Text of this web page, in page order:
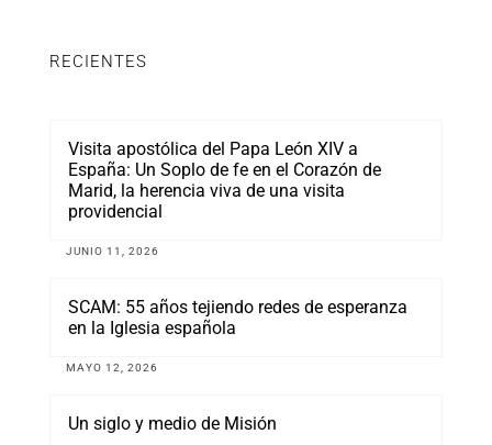
RECIENTES
Visita apostólica del Papa León XIV a
España: Un Soplo de fe en el Corazón de
Marid, la herencia viva de una visita
providencial
JUNIO 11, 2026
SCAM: 55 años tejiendo redes de esperanza
en la Iglesia española
MAYO 12, 2026
Un siglo y medio de Misión